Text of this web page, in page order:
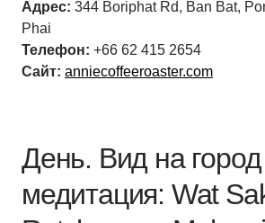
Адрес: 344 Boriphat Rd, Ban Bat,
Phai
Телефон: +66 62 415 2654
Сайт: anniecoffeeroaster.com
День. Вид на
медитация: Wat